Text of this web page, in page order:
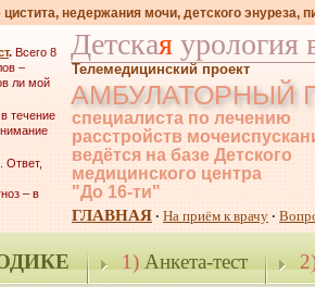
цистита, недержания мочи, детского энуреза,
. Всего 8
–
ли мой
в течение
. Ответ,
– в
Детская урология
Телемедицинский проект
АМБУЛАТОРНЫЙ
специалиста по лечению
расстройств
ведётся на базе Детского
медицинского центра
"До 16-ти"
ГЛАВНАЯ · На приём к врачу ·
1)Анкета-тест